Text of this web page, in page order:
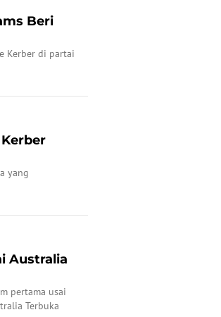
Beri
Kerber di partai
yang
Australia
pertama usai
Terbuka